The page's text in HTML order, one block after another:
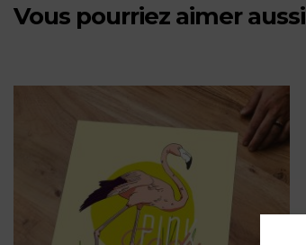
Vous pourriez aimer aussi